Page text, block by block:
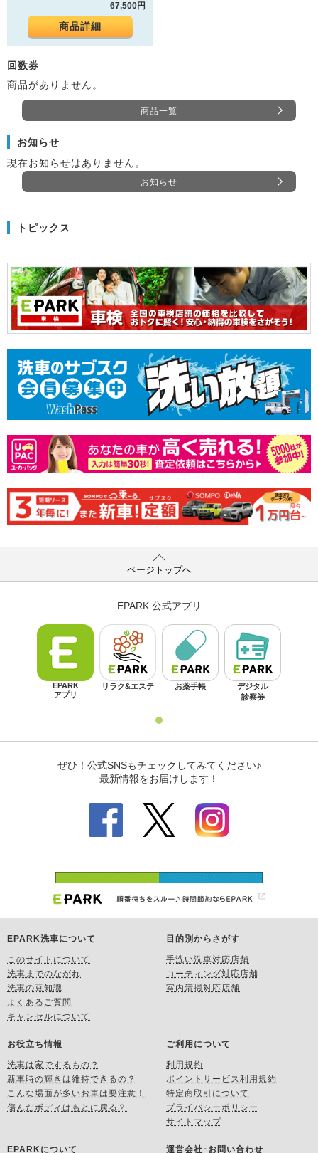
67,500円
商品詳細
回数券
商品がありません。
商品一覧
お知らせ
現在お知らせはありません。
お知らせ
トピックス
ページトップへ
EPARK洗車について
このサイトについて
洗車までのながれ
洗車の豆知識
よくあるご質問
キャンセルについて
目的別からさがす
手洗い洗車対応店舗
コーティング対応店舗
室内清掃対応店舗
お役立ち情報
洗車は家でするもの？
新車時の輝きは維持できるの？
こんな場面が多いお車は要注意！
傷んだボディはもとに戻る？
ご利用について
利用規約
ポイントサービス利用規約
特定商取引について
プライバシーポリシー
サイトマップ
EPARKについて 運営会社･お問い合わせ